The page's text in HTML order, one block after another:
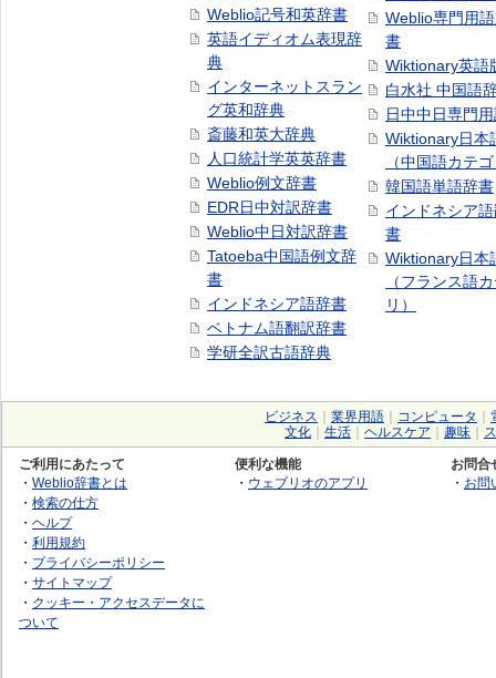
Weblio記号和英辞書
英語イディオム表現辞
典
インターネットスラン
グ英和辞典
斎藤和英大辞典
人口統計学英英辞書
Weblio例文辞書
EDR日中対訳辞書
Weblio中日対訳辞書
Tatoeba中国語例文辞
書
インドネシア語辞書
ベトナム語翻訳辞書
学研全訳古語辞典
Weblio専門用
書
Wiktionary英語
白水社 中国語
日中中日専門
Wiktionary日本
（中国語カテ
韓国語単語辞書
インドネシア
書
Wiktionary日本
（フランス語
リ）
ビジネス 業界用語 コンピュータ
文化
生活 ヘルスケア 趣味
ご利用にあたって
・ Weblio辞書とは
・ 検索の仕方
・ ヘルプ
・ 利用規約
・ プライバシーポリシー
・ サイトマップ
・ クッキー・アクセスデータに
ついて
便利な機能
・ ウェブリオのアプリ
お問合
・ お問